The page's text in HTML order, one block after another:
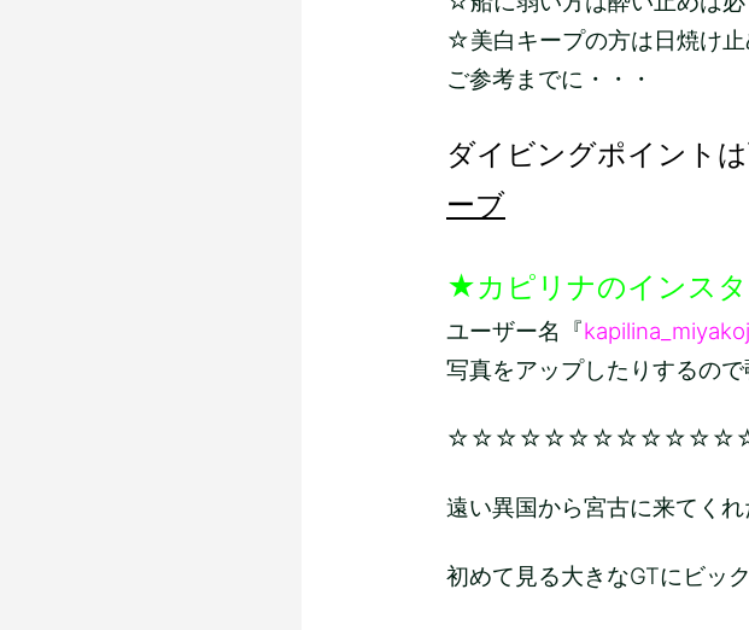
☆美白キープの方は日焼け止
ご参考までに・・・
ダイビングポイントは
ーブ
★カピリナのインス
ユーザー名『
写真をアップしたりするの
遠い異国から宮古に来てく
初めて見る大きなGTにビッ